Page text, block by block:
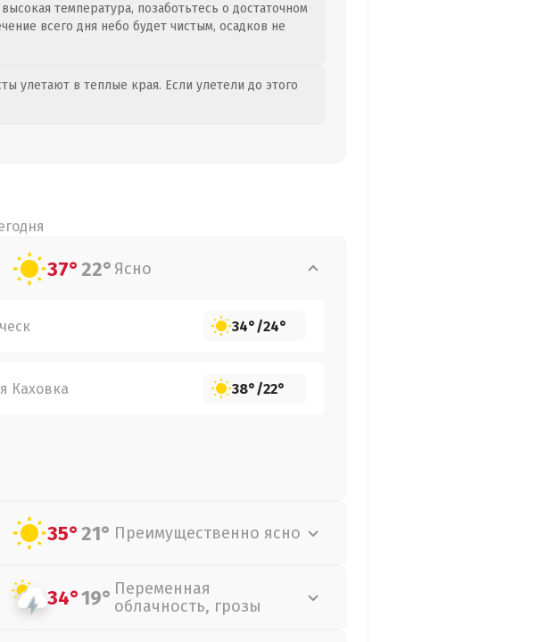
температура, позаботьтесь о достаточном
всего дня небо будет чистым, осадков не
улетают в теплые края. Если улетели до этого
37°22° Ясно
34°/24°
Каховка 38°/22°
35°21° Преимущественно ясно
34°19° Переменная
облачность, грозы